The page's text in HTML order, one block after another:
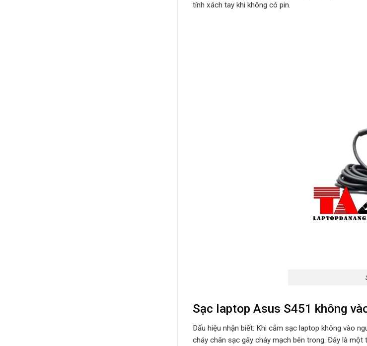
tính xách tay khi không có pin.
Sạc laptop Asus S451 không
Dấu hiệu nhận biết: Khi cắm sạc laptop không vào
cháy chân sạc gây cháy mạch bên trong. Đây là